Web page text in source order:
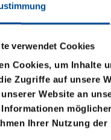
verwendet Cookies
Cookies, um Inhalte
Zugriffe auf unsere
Website an
Ihrer Nutzung der
Neu